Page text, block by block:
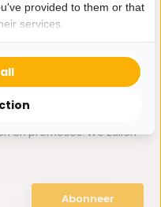
en promoties. We zullen
Abonneer
provided to them or that
services.